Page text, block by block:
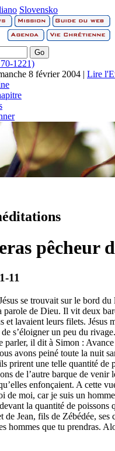
Slovensko
1221)
8 février 2004 | Lire
pêcheur
11
se trouvait sur le bord
parole de Dieu. Il vit deux
et lavaient leurs filets. Jésus
de s’éloigner un peu du
parler, il dit à Simon :
avons peiné toute la nuit
prirent une telle quantité de
de l’autre barque de
enfonçaient. A cette
de moi, car je suis un
la quantité de poissons
de Jean, fils de Zébédée,
hommes que tu prendras.